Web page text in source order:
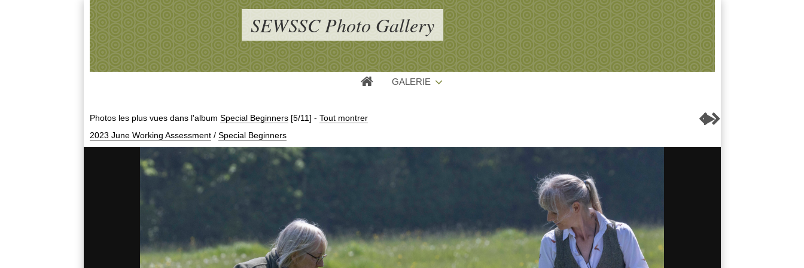
SEWSSC Photo Gallery
GALERIE
Photos les plus vues dans l'album Special Beginners [5/11] - Tout montrer
2023 June Working Assessment / Special Beginners
